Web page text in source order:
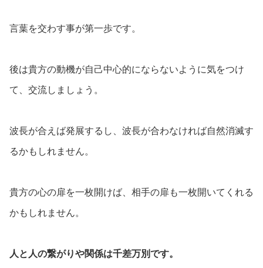
言葉を交わす事が第一歩です。
後は貴方の動機が自己中心的にならないように気をつけ
て、交流しましょう。
波長が合えば発展するし、波長が合わなければ自然消滅す
るかもしれません。
貴方の心の扉を一枚開けば、相手の扉も一枚開いてくれる
かもしれません。
人と人の繋がりや関係は千差万別です。